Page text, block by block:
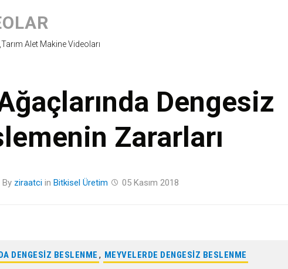
Alet Makine Videoları
Dengesiz
Zararları
By ziraatciin Bitkisel Üretim 05 Kasım 2018
DENGESIZ BESLENME , MEYVELERDE DENGESIZ BESLENME